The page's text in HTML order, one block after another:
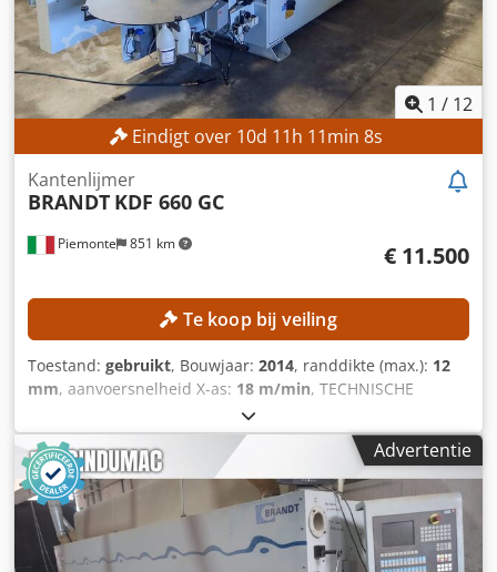
1 / 12
Eindigt over 10d 11h 11min 6s
Piemonte 851 km
Kantenlijmer
BRANDT KDF 660 GC
€ 11.500
Te koop bij veiling
Toestand: gebruikt, Bouwjaar: 2014, randdikte (max.): 12
mm, aanvoersnelheid X-as: 18 m/min, TECHNISCHE
GEGEVENS Afmetingen van het werkstuk Minimale
plaatdikte: 10 mm Maximale plaatdikte: 60 mm Minimale
plaatbreedte: 70 mm Minimale randdikte: 0,4 mm
Maximale randdikte: 12 mm Maximale invoersnelheid: 18
m/min Invoer en geleiding Aandrukking met looprollen
Plaatgeleiding Aggregaat voor plaatbewerking
Voorfreesaggregaat Dedpfx Acjzmtivj Nskr Automatische,
Advertentie